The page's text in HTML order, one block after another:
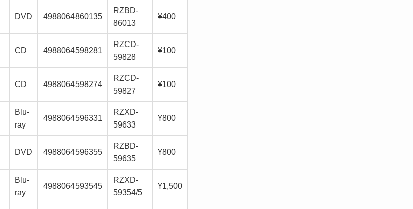
DVD 4988064860135
RZBD-
86013
¥400
CD 4988064598281
RZCD-
59828
¥100
CD 4988064598274
RZCD-
59827
¥100
Blu-
ray
4988064596331
RZXD-
59633
¥800
DVD 4988064596355
RZBD-
59635
¥800
Blu-
ray
4988064593545
RZXD-
59354/5
¥1,500